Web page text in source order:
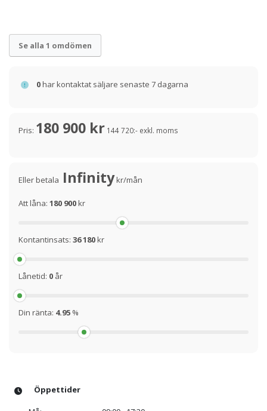
Se alla 1 omdömen
0har kontaktat säljare senaste 7 dagarna
Pris: 180 900 kr 144 720:- exkl. moms
Eller betala Infinitykr/mån
Att låna: 180 900kr
Kontantinsats: 36 180kr
Lånetid: 0 år
Din ränta: 4.95 %
Öppettider